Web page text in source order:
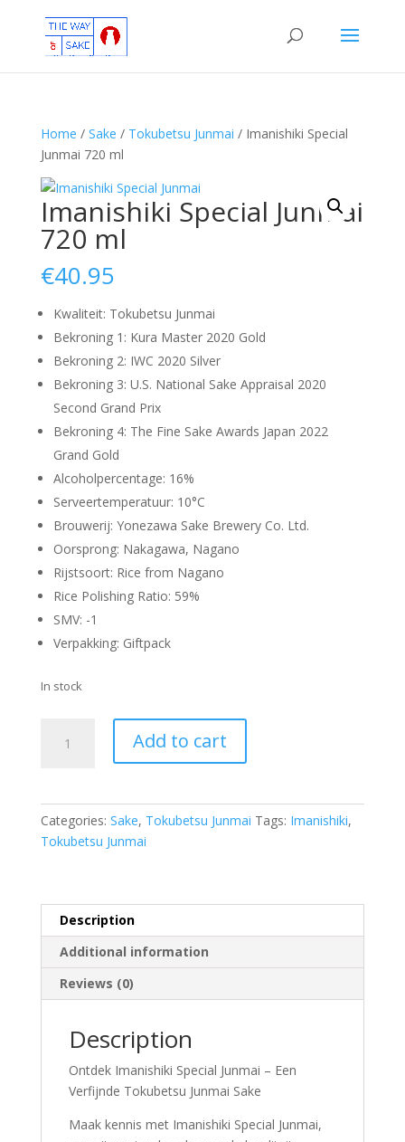
Home / Sake / Tokubetsu Junmai / Imanishiki Special
Junmai 720 ml
Imanishiki Special Junmai
720 ml
€40.95
Kwaliteit: Tokubetsu Junmai
Bekroning 1: Kura Master 2020 Gold
Bekroning 2: IWC 2020 Silver
Bekroning 3: U.S. National Sake Appraisal 2020
Second Grand Prix
Bekroning 4: The Fine Sake Awards Japan 2022
Grand Gold
Alcoholpercentage: 16%
Serveertemperatuur: 10°C
Brouwerij: Yonezawa Sake Brewery Co. Ltd.
Oorsprong: Nakagawa, Nagano
Rijstsoort: Rice from Nagano
Rice Polishing Ratio: 59%
SMV: -1
Verpakking: Giftpack
In stock
Special
quantity
Add to cart
Categories: Sake, Tokubetsu Junmai Tags: Imanishiki,
Tokubetsu Junmai
Description
Additional information
Reviews (0)
Description
Ontdek Imanishiki Special Junmai – Een
Verfijnde Tokubetsu Junmai Sake
Maak kennis met Imanishiki Special Junmai,